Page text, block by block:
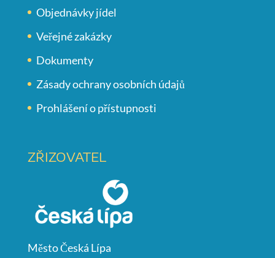
Objednávky jídel
Veřejné zakázky
Dokumenty
Zásady ochrany osobních údajů
Prohlášení o přístupnosti
ZŘIZOVATEL
Město Česká Lípa